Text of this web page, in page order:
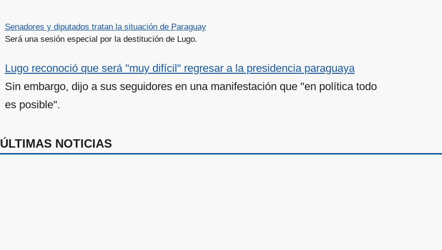
Senadores y diputados tratan la situación de Paraguay
Será una sesión especial por la destitución de Lugo.
Lugo reconoció que será "muy difícil" regresar a la presidencia paraguaya
Sin embargo, dijo a sus seguidores en una manifestación que "en política todo
es posible".
ÚLTIMAS NOTICIAS